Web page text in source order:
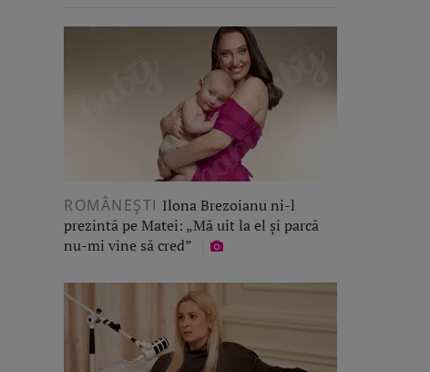
ROMÂNEŞTI Ilona Brezoianu ni-l
prezintă pe Matei: „Mă uit la el și parcă
nu-mi vine să cred”